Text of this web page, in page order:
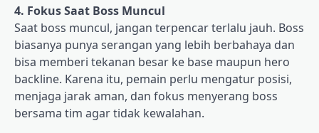
4. Fokus Saat Boss Muncul
Saat boss muncul, jangan terpencar terlalu jauh. Boss
biasanya punya serangan yang lebih berbahaya dan
bisa memberi tekanan besar ke base maupun hero
backline. Karena itu, pemain perlu mengatur posisi,
menjaga jarak aman, dan fokus menyerang boss
bersama tim agar tidak kewalahan.